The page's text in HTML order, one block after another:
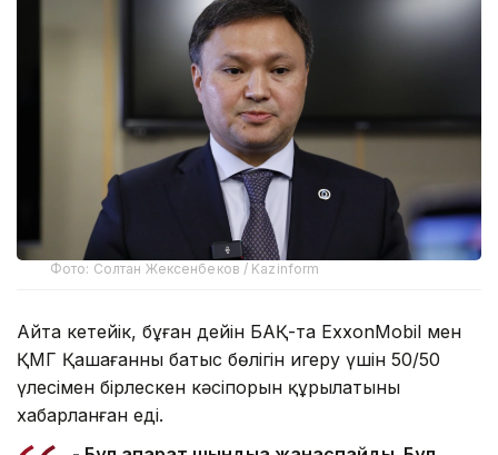
Фото: Солтан Жексенбеков / Kazinform
Айта кетейік, бұған дейін БАҚ-та ExxonMobil мен
ҚМГ Қашағанның батыс бөлігін игеру үшін 50/50
үлесімен бірлескен кәсіпорын құрылатыны
хабарланған еді.